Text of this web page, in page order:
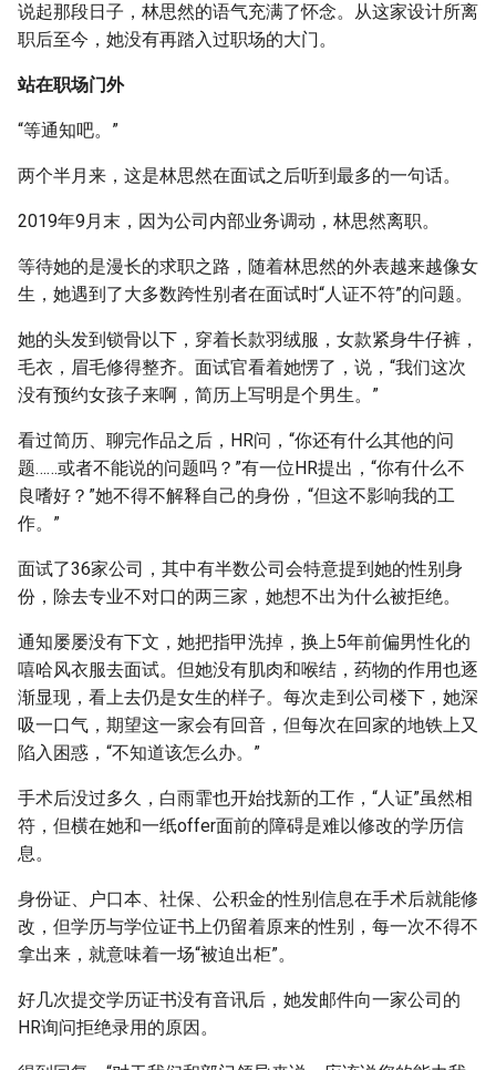
说起那段日子，林思然的语气充满了怀念。从这家设计所离
职后至今，她没有再踏入过职场的大门。
站在职场门外
“等通知吧。”
两个半月来，这是林思然在面试之后听到最多的一句话。
2019年9月末，因为公司内部业务调动，林思然离职。
等待她的是漫长的求职之路，随着林思然的外表越来越像女
生，她遇到了大多数跨性别者在面试时“人证不符”的问题。
她的头发到锁骨以下，穿着长款羽绒服，女款紧身牛仔裤，
毛衣，眉毛修得整齐。面试官看着她愣了，说，“我们这次
没有预约女孩子来啊，简历上写明是个男生。”
看过简历、聊完作品之后，HR问，“你还有什么其他的问
题……或者不能说的问题吗？”有一位HR提出，“你有什么不
良嗜好？”她不得不解释自己的身份，“但这不影响我的工
作。”
面试了36家公司，其中有半数公司会特意提到她的性别身
份，除去专业不对口的两三家，她想不出为什么被拒绝。
通知屡屡没有下文，她把指甲洗掉，换上5年前偏男性化的
嘻哈风衣服去面试。但她没有肌肉和喉结，药物的作用也逐
渐显现，看上去仍是女生的样子。每次走到公司楼下，她深
吸一口气，期望这一家会有回音，但每次在回家的地铁上又
陷入困惑，“不知道该怎么办。”
手术后没过多久，白雨霏也开始找新的工作，“人证”虽然相
符，但横在她和一纸offer面前的障碍是难以修改的学历信
息。
身份证、户口本、社保、公积金的性别信息在手术后就能修
改，但学历与学位证书上仍留着原来的性别，每一次不得不
拿出来，就意味着一场“被迫出柜”。
好几次提交学历证书没有音讯后，她发邮件向一家公司的
HR询问拒绝录用的原因。